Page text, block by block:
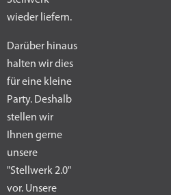
wieder liefern.
Darüber hinaus
halten wir dies
für eine kleine
Party. Deshalb
stellen wir
Ihnen gerne
unsere
"Stellwerk 2.0"
vor. Unsere